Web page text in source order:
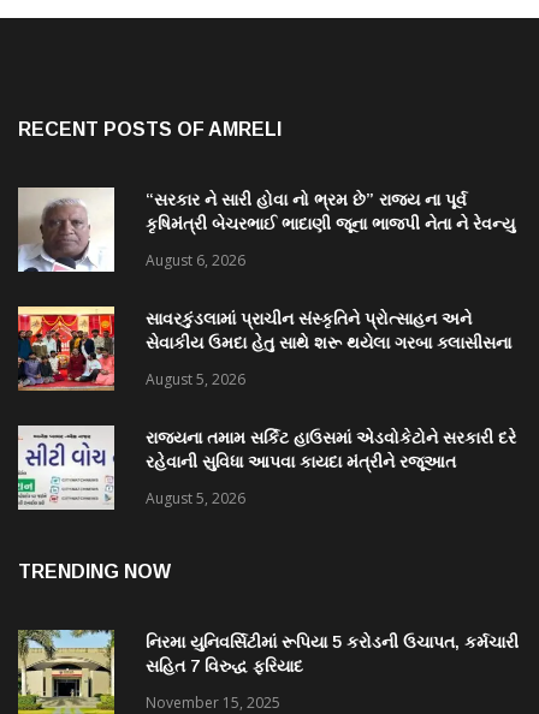
RECENT POSTS OF AMRELI
“સરકાર ને સારી હોવા નો ભ્રમ છે” રાજ્ય ના પૂર્વ
કૃષિમંત્રી બેચરભાઈ ભાદાણી જૂના ભાજપી નેતા ને રેવન્યુ
August 6, 2026
સાવરકુંડલામાં પ્રાચીન સંસ્કૃતિને પ્રોત્સાહન અને
સેવાકીય ઉમદા હેતુ સાથે શરૂ થયેલા ગરબા ક્લાસીસના
August 5, 2026
રાજ્યના તમામ સર્કિટ હાઉસમાં એડવોકેટોને સરકારી દરે
રહેવાની સુવિધા આપવા કાયદા મંત્રીને રજૂઆત
August 5, 2026
TRENDING NOW
નિરમા યુનિવર્સિટીમાં રૂપિયા 5 કરોડની ઉચાપત, કર્મચારી
સહિત 7 વિરુદ્ધ ફરિયાદ
November 15, 2025